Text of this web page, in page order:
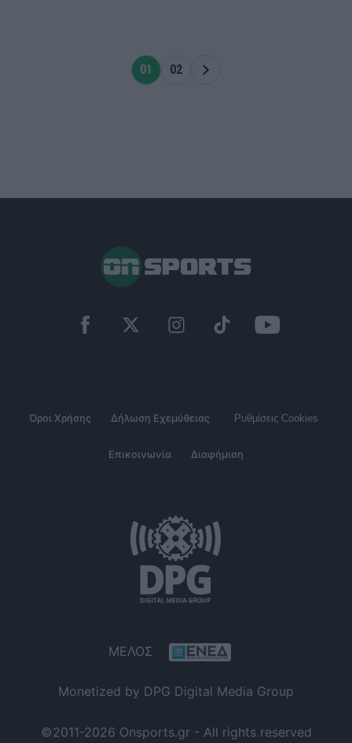
01 02
Όροι Χρήσης Δήλωση Εχεμύθειας Ρυθμίσεις Cookies
Επικοινωνία Διαφήμιση
ΜΕΛΟΣ
Monetized by DPG Digital Media Group
©2011-2026 Onsports.gr - All rights reserved